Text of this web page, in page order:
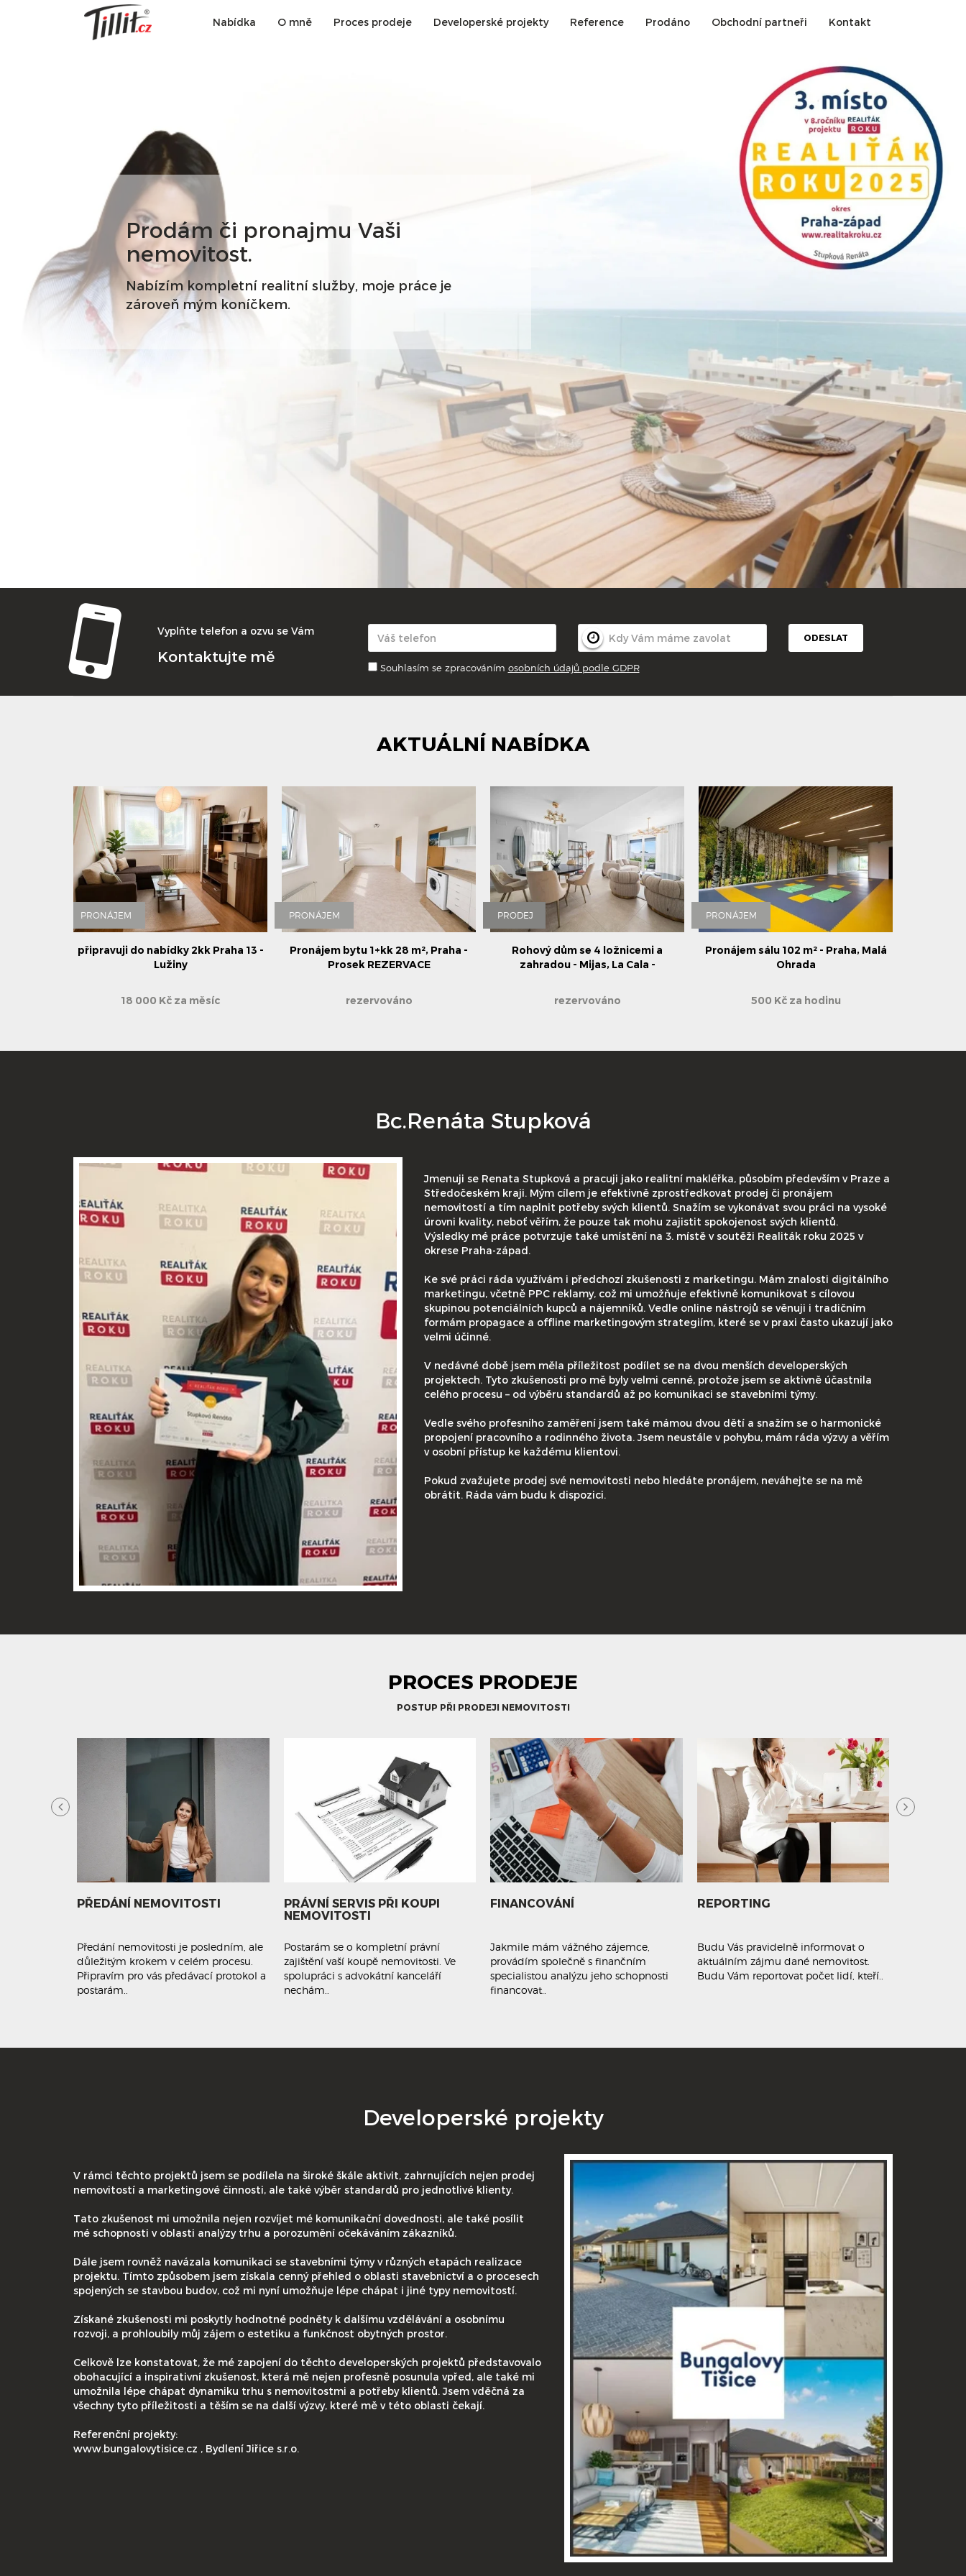
Nabídka O mně Proces prodeje Developerské projekty Reference Prodáno Obchodní partneři Kontakt
Prodám či pronajmu Vaši
nemovitost.
Nabízím kompletní realitní služby, moje práce je
zároveň mým koníčkem.
Vyplňte telefon a ozvu se Vám
Kontaktujte mě
ODESLAT
Souhlasím se zpracováním osobních údajů podle GDPR
AKTUÁLNÍ NABÍDKA
PRONÁJEM
připravuji do nabídky 2kk Praha 13 -
Lužiny
18 000 Kč za měsíc
PRONÁJEM
Pronájem bytu 1+kk 28 m², Praha -
Prosek REZERVACE
rezervováno
PRODEJ
Rohový dům se 4 ložnicemi a
zahradou - Mijas, La Cala -
rezervováno
PRONÁJEM
Pronájem sálu 102 m² - Praha, Malá
Ohrada
500 Kč za hodinu
Bc.Renáta Stupková
Jmenuji se Renata Stupková a pracuji jako realitní makléřka, působím především v Praze a
Středočeském kraji. Mým cílem je efektivně zprostředkovat prodej či pronájem
nemovitostí a tím naplnit potřeby svých klientů. Snažím se vykonávat svou práci na vysoké
úrovni kvality, neboť věřím, že pouze tak mohu zajistit spokojenost svých klientů.
Výsledky mé práce potvrzuje také umístění na 3. místě v soutěži Realiták roku 2025 v
okrese Praha-západ.
Ke své práci ráda využívám i předchozí zkušenosti z marketingu. Mám znalosti digitálního
marketingu, včetně PPC reklamy, což mi umožňuje efektivně komunikovat s cílovou
skupinou potenciálních kupců a nájemníků. Vedle online nástrojů se věnuji i tradičním
formám propagace a offline marketingovým strategiím, které se v praxi často ukazují jako
velmi účinné.
V nedávné době jsem měla příležitost podílet se na dvou menších developerských
projektech. Tyto zkušenosti pro mě byly velmi cenné, protože jsem se aktivně účastnila
celého procesu – od výběru standardů až po komunikaci se stavebními týmy.
Vedle svého profesního zaměření jsem také mámou dvou dětí a snažím se o harmonické
propojení pracovního a rodinného života. Jsem neustále v pohybu, mám ráda výzvy a věřím
v osobní přístup ke každému klientovi.
Pokud zvažujete prodej své nemovitosti nebo hledáte pronájem, neváhejte se na mě
obrátit. Ráda vám budu k dispozici.
PROCES PRODEJE
POSTUP PŘI PRODEJI NEMOVITOSTI
PŘEDÁNÍ NEMOVITOSTI
Předání nemovitosti je posledním, ale
důležitým krokem v celém procesu.
Připravím pro vás předávací protokol a
postarám..
PRÁVNÍ SERVIS PŘI KOUPI
NEMOVITOSTI
Postarám se o kompletní právní
zajištění vaší koupě nemovitosti. Ve
spolupráci s advokátní kanceláří
nechám..
FINANCOVÁNÍ
Jakmile mám vážného zájemce,
provádím společně s finančním
specialistou analýzu jeho schopnosti
financovat..
REPORTING
Budu Vás pravidelně informovat o
aktuálním zájmu dané nemovitost.
Budu Vám reportovat počet lidí, kteří..
Developerské projekty
V rámci těchto projektů jsem se podílela na široké škále aktivit, zahrnujících nejen prodej
nemovitostí a marketingové činnosti, ale také výběr standardů pro jednotlivé klienty.
Tato zkušenost mi umožnila nejen rozvíjet mé komunikační dovednosti, ale také posílit
mé schopnosti v oblasti analýzy trhu a porozumění očekáváním zákazníků.
Dále jsem rovněž navázala komunikaci se stavebními týmy v různých etapách realizace
projektu. Tímto způsobem jsem získala cenný přehled o oblasti stavebnictví a o procesech
spojených se stavbou budov, což mi nyní umožňuje lépe chápat i jiné typy nemovitostí.
Získané zkušenosti mi poskytly hodnotné podněty k dalšímu vzdělávání a osobnímu
rozvoji, a prohloubily můj zájem o estetiku a funkčnost obytných prostor.
Celkově lze konstatovat, že mé zapojení do těchto developerských projektů představovalo
obohacující a inspirativní zkušenost, která mě nejen profesně posunula vpřed, ale také mi
umožnila lépe chápat dynamiku trhu s nemovitostmi a potřeby klientů. Jsem vděčná za
všechny tyto příležitosti a těším se na další výzvy, které mě v této oblasti čekají.
Referenční projekty:
www.bungalovytisice.cz , Bydlení Jiřice s.r.o.